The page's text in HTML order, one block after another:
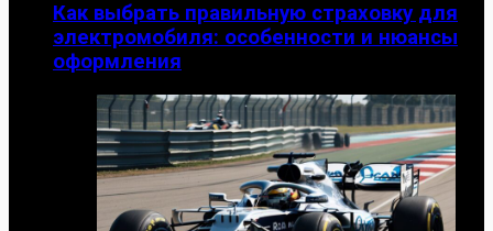
Как выбрать правильную страховку для
электромобиля: особенности и нюансы
оформления